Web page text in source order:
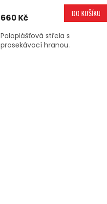
660 Kč DO KOŠÍKU
Poloplášťová střela s
prosekávací hranou.